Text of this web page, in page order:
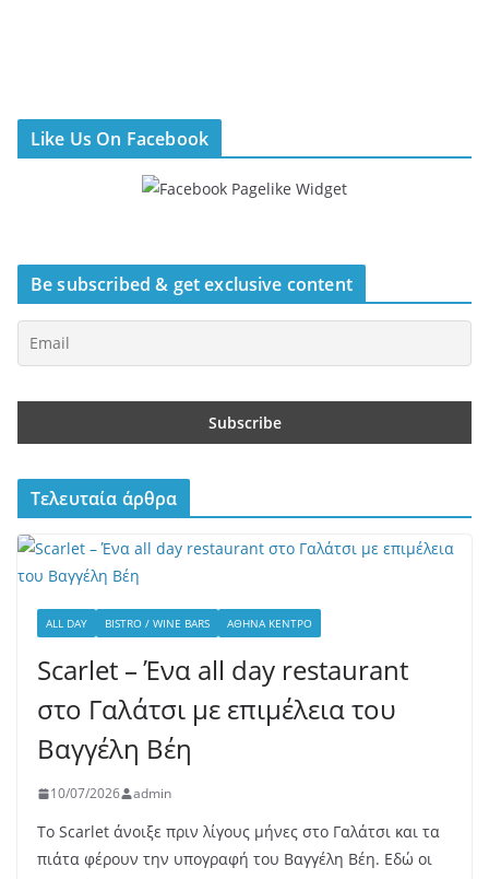
Like Us On Facebook
Be subscribed & get exclusive content
Τελευταία άρθρα
ALL DAY BISTRO / WINE BARS ΑΘΉΝΑ ΚΈΝΤΡΟ
Scarlet – Ένα all day restaurant
στο Γαλάτσι με επιμέλεια του
Βαγγέλη Βέη
10/07/2026 admin
Το Scarlet άνοιξε πριν λίγους μήνες στο Γαλάτσι και τα
πιάτα φέρουν την υπογραφή του Βαγγέλη Βέη. Εδώ οι